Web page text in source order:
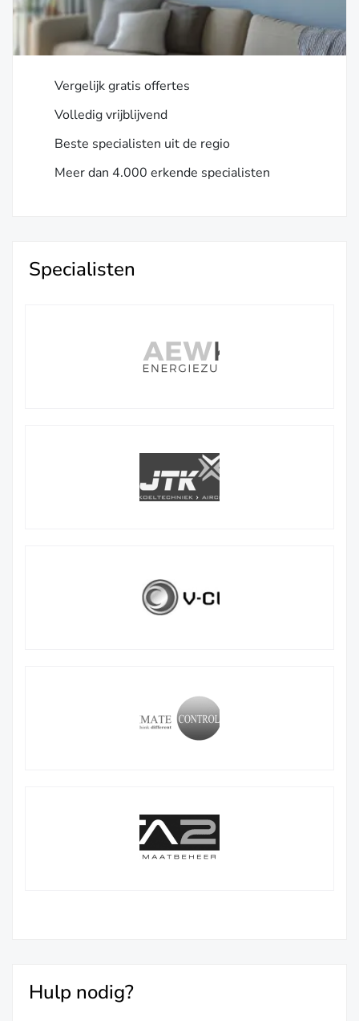
Vergelijk gratis offertes
Volledig vrijblijvend
Beste specialisten uit de regio
Meer dan 4.000 erkende specialisten
Specialisten
Hulp nodig?